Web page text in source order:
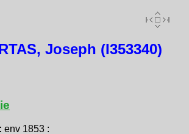
Joseph (I353340)
env 1853 :